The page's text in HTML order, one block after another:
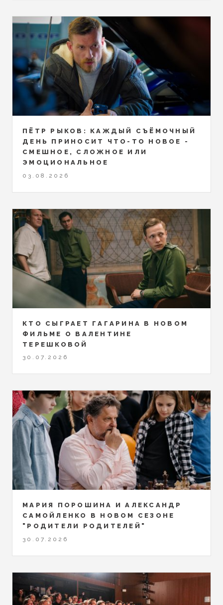
ПЁТР РЫКОВ: КАЖДЫЙ СЪЁМОЧНЫЙ
ДЕНЬ ПРИНОСИТ ЧТО-ТО НОВОЕ -
СМЕШНОЕ, СЛОЖНОЕ ИЛИ
ЭМОЦИОНАЛЬНОЕ
03.08.2026
КТО СЫГРАЕТ ГАГАРИНА В НОВОМ
ФИЛЬМЕ О ВАЛЕНТИНЕ
ТЕРЕШКОВОЙ
30.07.2026
МАРИЯ ПОРОШИНА И АЛЕКСАНДР
САМОЙЛЕНКО В НОВОМ СЕЗОНЕ
"РОДИТЕЛИ РОДИТЕЛЕЙ"
30.07.2026